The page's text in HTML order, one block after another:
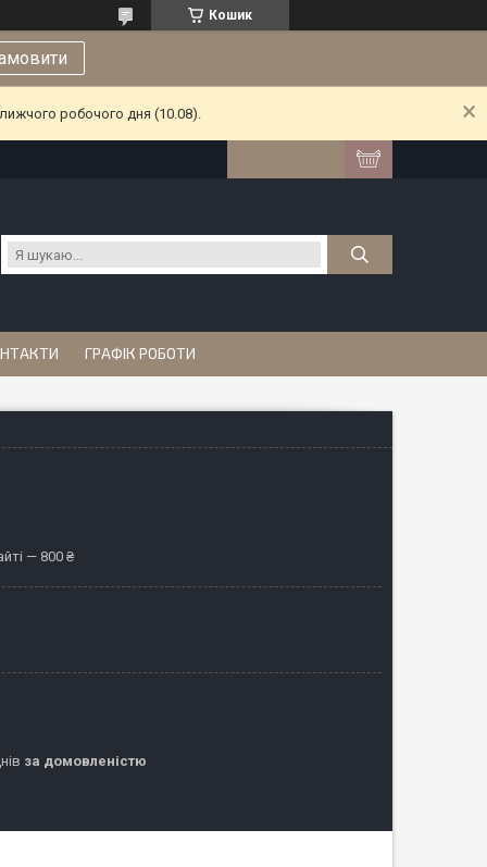
Кошик
робочого дня (10.08).
ГРАФІК РОБОТИ
— 800 ₴
за домовленістю